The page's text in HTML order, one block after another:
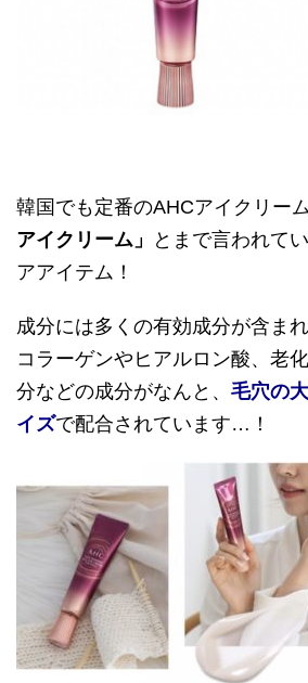
韓国でも定番のAHCアイクリー
アイクリーム」
とまで言われて
アアイテム！
成分には多くの有効成分が含ま
コラーゲンやヒアルロン酸、老
分などの成分がなんと、 毛穴の
イズで配合されています… ！